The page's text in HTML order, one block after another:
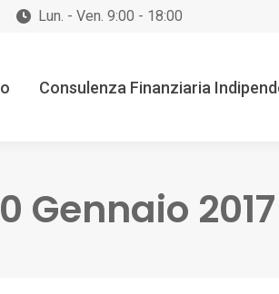
Lun. - Ven. 9:00 - 18:00
Consulenza Finanziaria
Gennaio 2017